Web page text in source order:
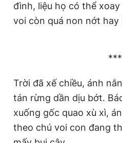
đình, liệu họ có thể
voi còn quá non nớt hay
***
Trời đã xế chiều, ánh
tán rừng dần dịu bớt.
xuống gốc quao xù xì,
theo chú voi con đang